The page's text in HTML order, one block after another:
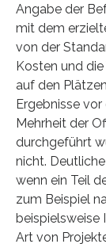
Angabe der
mit dem
von der
Kosten und
auf den
Ergebnisse
Mehrheit der
durchgeführt
nicht.
wenn ein Teil
zum Beispiel
beispielsweise
Art von